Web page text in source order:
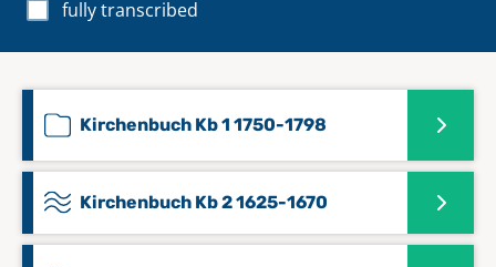
fully transcribed
Kirchenbuch Kb 1 1750-1798
Kirchenbuch Kb 2 1625-1670